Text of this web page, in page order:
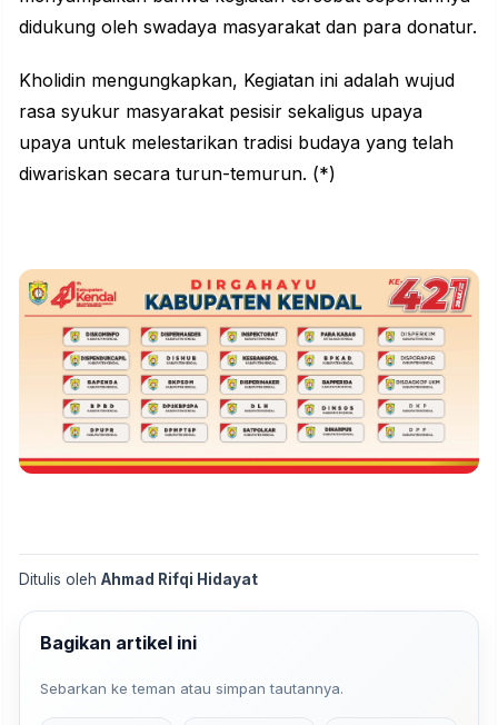
didukung oleh swadaya masyarakat dan para donatur.
Kholidin mengungkapkan, Kegiatan ini adalah wujud
rasa syukur masyarakat pesisir sekaligus upaya
upaya untuk melestarikan tradisi budaya yang telah
diwariskan secara turun-temurun. (*)
Ditulis oleh Ahmad Rifqi Hidayat
Bagikan artikel ini
Sebarkan ke teman atau simpan tautannya.